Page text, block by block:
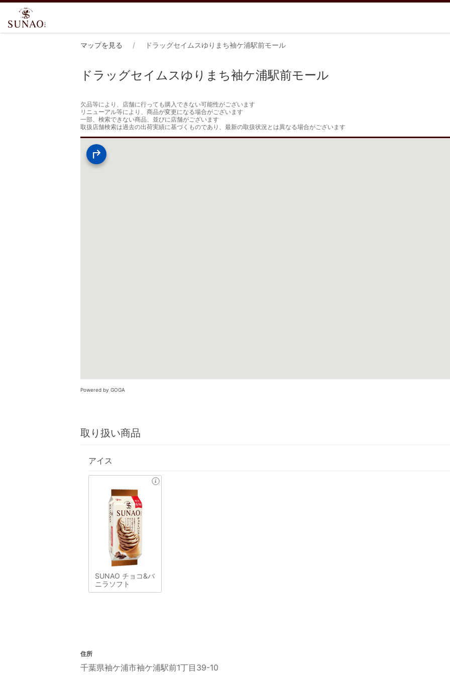
マップを見る ドラッグセイムスゆりまち袖ケ浦駅前モール
ドラッグセイムスゆりまち袖ケ浦駅前モール
欠品等により、店舗に行っても購入できない可能性がございます
リニューアル等により、商品が変更になる場合がございます
一部、検索できない商品、並びに店舗がございます
取扱店舗検索は過去の出荷実績に基づくものであり、最新の取扱状況とは異なる場合がございます
Powered by GOGA
取り扱い商品
アイス
SUNAO チョコ&バ
ニラソフト
住所
千葉県袖ケ浦市袖ケ浦駅前1丁目39-10